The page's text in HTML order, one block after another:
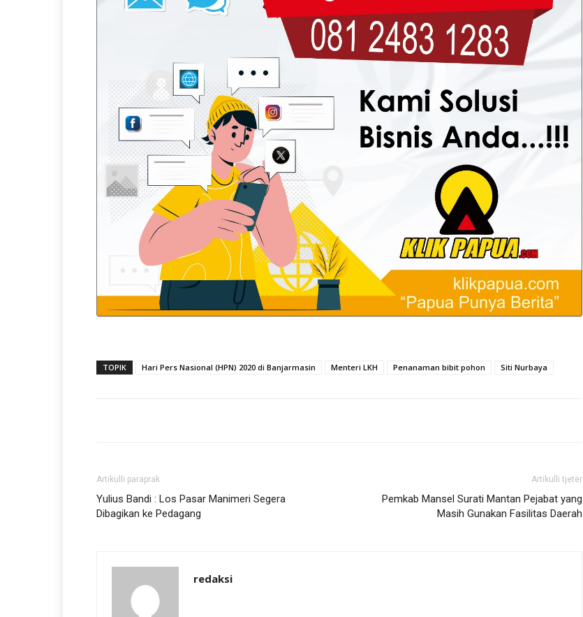
TOPIK Hari Pers Nasional (HPN) 2020 di Banjarmasin Menteri LKH Penanaman bibit pohon Siti Nurbaya
Artikulli paraprak
Yulius Bandi : Los Pasar Manimeri Segera
Dibagikan ke Pedagang
Artikulli tjetër
Pemkab Mansel Surati Mantan Pejabat yang
Masih Gunakan Fasilitas Daerah
redaksi